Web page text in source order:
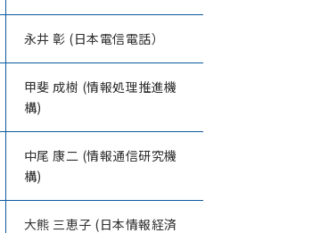
永井 彰 (日本電信電話）
甲斐 成樹 (情報処理推進機
構)
中尾 康二 (情報通信研究機
構)
大熊 三恵子 (日本情報経済